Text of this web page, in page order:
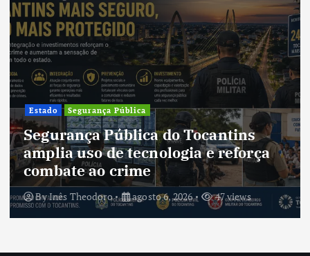
Cultura
Cultura do Tocantins preserva
tradições e fortalece identidade de
um estado em constante
transformação
ByInês Theodoro agosto 5, 2026 45 views